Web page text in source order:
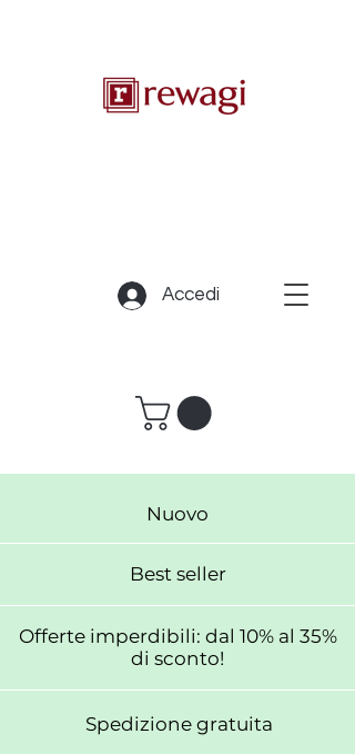
Nuovo
Best seller
Offerte imperdibili: dal 10% al 35%
di sconto!
Spedizione gratuita
Accedi